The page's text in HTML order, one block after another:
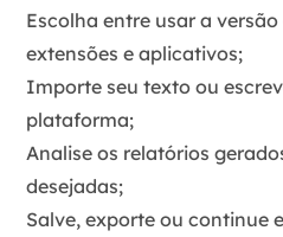
Escolha entre usar a
extensões e aplicativos;
Importe seu texto ou
plataforma;
Analise os relatórios
desejadas;
Salve, exporte ou continue